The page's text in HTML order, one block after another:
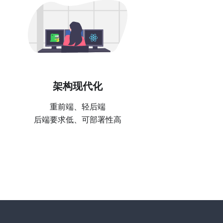
架构现代化
重前端、轻后端
后端要求低、可部署性高